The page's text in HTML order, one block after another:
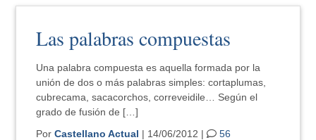
Las palabras compuestas
Una palabra compuesta es aquella formada por la
unión de dos o más palabras simples: cortaplumas,
cubrecama, sacacorchos, correveidile… Según el
grado de fusión de […]
PorCastellano Actual | 14/06/2012 |
56